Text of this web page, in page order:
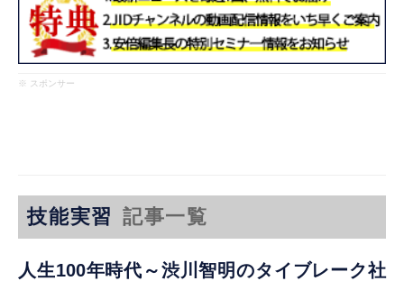
※ スポンサー
技能実習 記事一覧
人生100年時代～渋川智明のタイブレーク社